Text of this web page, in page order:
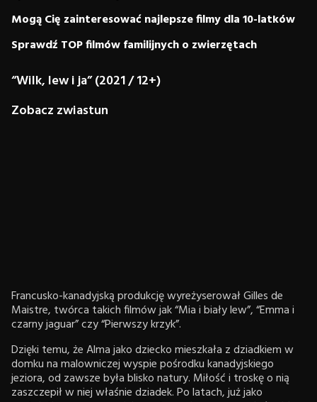
Mogą Cię zainteresować najlepsze filmy dla 10-latków
Sprawdź TOP filmów familijnych o zwierzętach
“Wilk, lew i ja” (2021 / 12+)
Zobacz zwiastun
Francusko-kanadyjską produkcję wyreżyserował Gilles de
Maistre, twórca takich filmów jak “Mia i biały lew”, “Emma i
czarny jaguar” czy “Pierwszy krzyk”.
Dzięki temu, że Alma jako dziecko mieszkała z dziadkiem w
domku na malowniczej wyspie pośrodku kanadyjskiego
jeziora, od zawsze była blisko natury. Miłość i troskę o nią
zaszczepił w niej właśnie dziadek. Po latach, już jako